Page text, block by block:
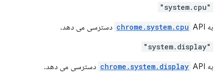
"system.cpu"
به chrome.system.cpu API دسترسی می دهد.
"system.display"
به chrome.system.display API دسترسی می دهد.